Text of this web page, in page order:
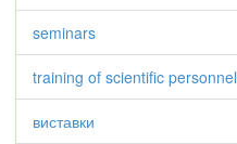
seminars
training of scientific personnel
виставки